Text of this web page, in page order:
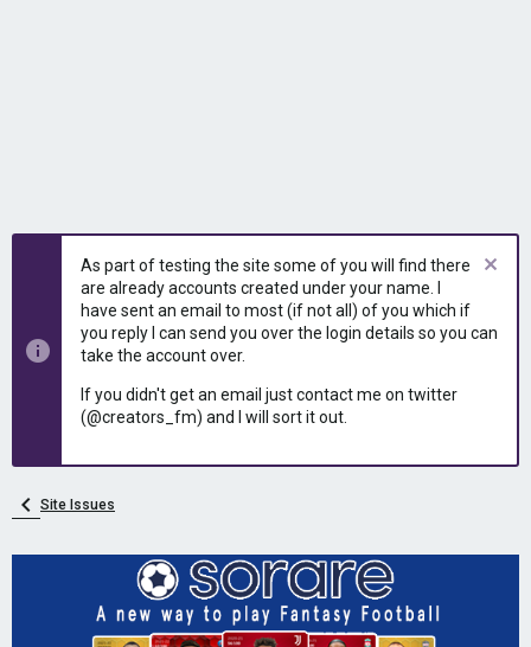
As part of testing the site some of you will find there
are already accounts created under your name. I
have sent an email to most (if not all) of you which if
you reply I can send you over the login details so you can
take the account over.
If you didn't get an email just contact me on twitter
(@creators_fm) and I will sort it out.
Site Issues